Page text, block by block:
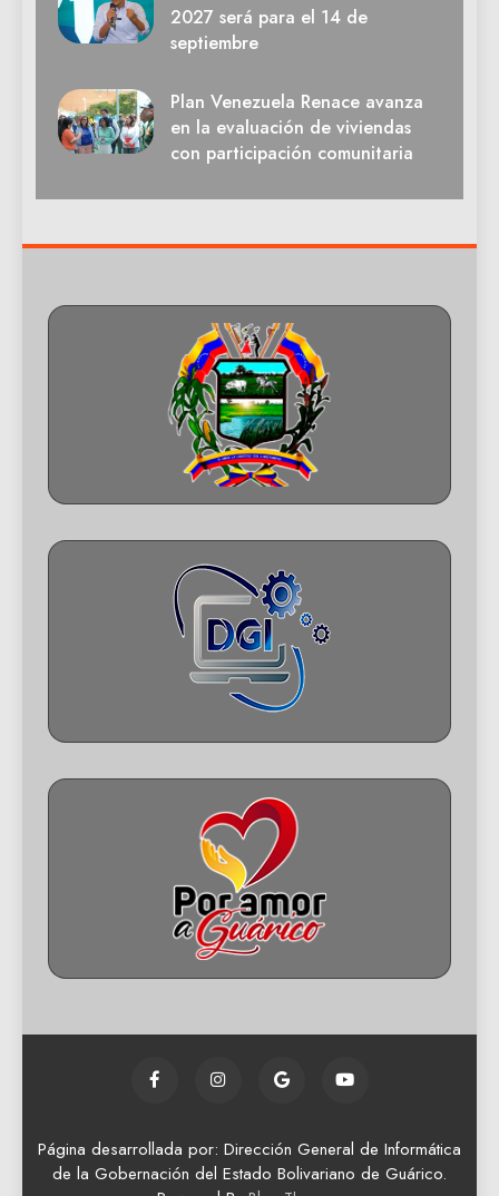
2027 será para el 14 de
septiembre
Plan Venezuela Renace avanza
en la evaluación de viviendas
con participación comunitaria
Página desarrollada por: Dirección General de Informática
de la Gobernación del Estado Bolivariano de Guárico.